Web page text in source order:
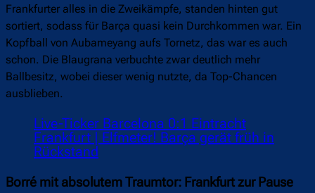
Frankfurter alles in die Zweikämpfe, standen hinten gut
sortiert, sodass für Barça quasi kein Durchkommen war. Ein
Kopfball von Aubameyang aufs Tornetz, das war es auch
schon. Die Blaugrana verbuchte zwar deutlich mehr
Ballbesitz, wobei dieser wenig nutzte, da Top-Chancen
ausblieben.
Live-Ticker Barcelona 0:1 Eintracht
Frankfurt | Elfmeter! Barça gerät früh in
Rückstand
Borré mit absolutem Traumtor: Frankfurt zur Pause